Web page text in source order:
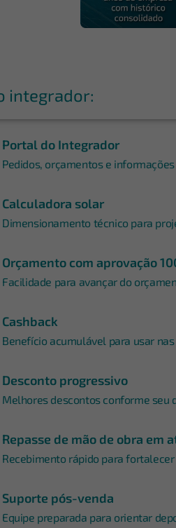
integrador:
Portal do Integrador
Pedidos, orçamentos e
Calculadora solar
Dimensionamento técnico para
Orçamento com aprovação
Facilidade para avançar do
Cashback
Benefício acumulável para usar
Desconto progressivo
Melhores descontos conforme seu
Repasse de mão de obra em
Recebimento rápido para
Suporte pós-venda
Equipe preparada para orientar